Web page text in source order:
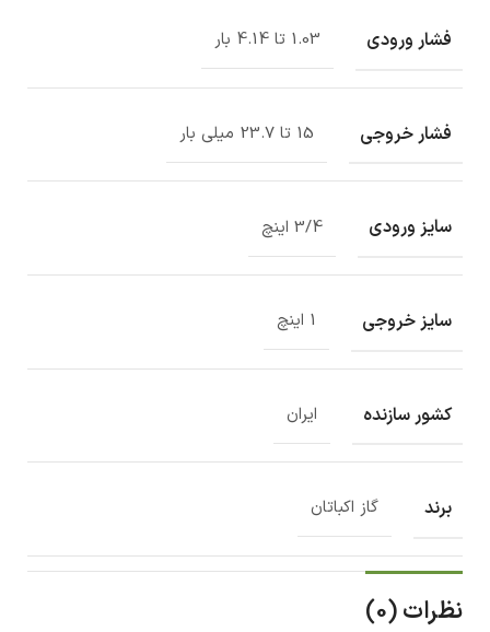
فشار ورودی 1.03 تا 4.14 بار
فشار خروجی 15 تا 23.7 میلی بار
سایز ورودی 3/4 اینچ
سایز خروجی 1 اینچ
کشور سازنده ایران
برند گاز اکباتان
نظرات (0)